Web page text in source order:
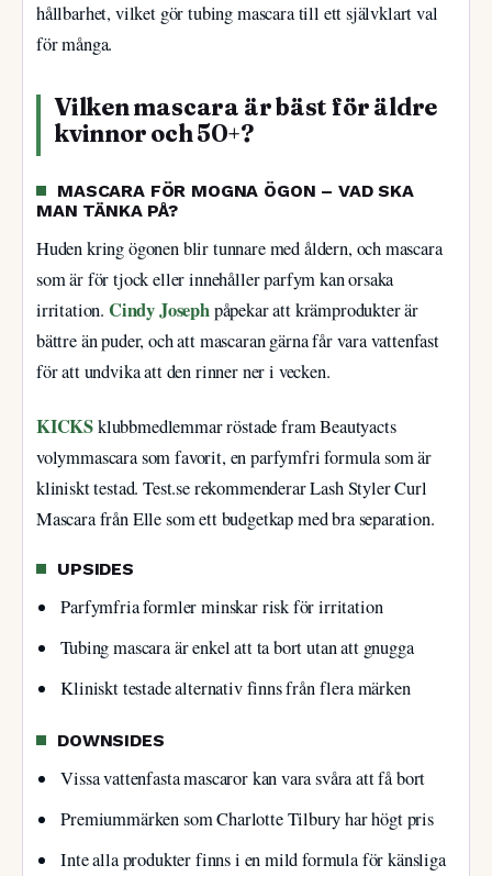
hållbarhet, vilket gör tubing mascara till ett självklart val
för många.
Vilken mascara är bäst för äldre
kvinnor och 50+?
MASCARA FÖR MOGNA ÖGON – VAD SKA
MAN TÄNKA PÅ?
Huden kring ögonen blir tunnare med åldern, och mascara
som är för tjock eller innehåller parfym kan orsaka
irritation. Cindy Josephpåpekar att krämprodukter är
bättre än puder, och att mascaran gärna får vara vattenfast
för att undvika att den rinner ner i vecken.
KICKSklubbmedlemmar röstade fram Beautyacts
volymmascara som favorit, en parfymfri formula som är
kliniskt testad. Test.se rekommenderar Lash Styler Curl
Mascara från Elle som ett budgetkap med bra separation.
UPSIDES
Parfymfria formler minskar risk för irritation
Tubing mascara är enkel att ta bort utan att gnugga
Kliniskt testade alternativ finns från flera märken
DOWNSIDES
Vissa vattenfasta mascaror kan vara svåra att få bort
Premiummärken som Charlotte Tilbury har högt pris
Inte alla produkter finns i en mild formula för känsliga